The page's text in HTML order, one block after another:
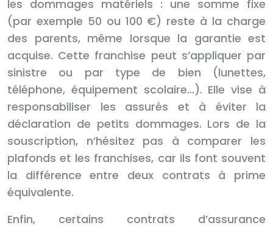
les dommages matériels : une somme fixe
(par exemple 50 ou 100 €) reste à la charge
des parents, même lorsque la garantie est
acquise. Cette franchise peut s’appliquer par
sinistre ou par type de bien (lunettes,
téléphone, équipement scolaire…). Elle vise à
responsabiliser les assurés et à éviter la
déclaration de petits dommages. Lors de la
souscription, n’hésitez pas à comparer les
plafonds et les franchises, car ils font souvent
la différence entre deux contrats à prime
équivalente.
Enfin, certains contrats d’assurance